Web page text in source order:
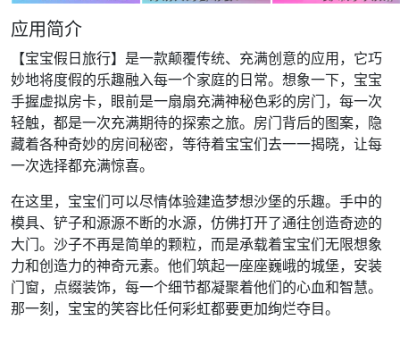
应用简介
【宝宝假日旅行】是一款颠覆传统、充满创意的应用，它巧
妙地将度假的乐趣融入每一个家庭的日常。想象一下，宝宝
手握虚拟房卡，眼前是一扇扇充满神秘色彩的房门，每一次
轻触，都是一次充满期待的探索之旅。房门背后的图案，隐
藏着各种奇妙的房间秘密，等待着宝宝们去一一揭晓，让每
一次选择都充满惊喜。
在这里，宝宝们可以尽情体验建造梦想沙堡的乐趣。手中的
模具、铲子和源源不断的水源，仿佛打开了通往创造奇迹的
大门。沙子不再是简单的颗粒，而是承载着宝宝们无限想象
力和创造力的神奇元素。他们筑起一座座巍峨的城堡，安装
门窗，点缀装饰，每一个细节都凝聚着他们的心血和智慧。
那一刻，宝宝的笑容比任何彩虹都要更加绚烂夺目。